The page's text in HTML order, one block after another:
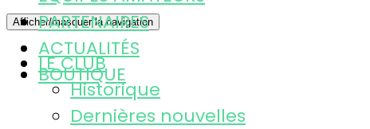
Afficher/masquer la navigation
LE CLUB
Historique
Dernières nouvelles
PARTENAIRES
ACTUALITÉS
BOUTIQUE